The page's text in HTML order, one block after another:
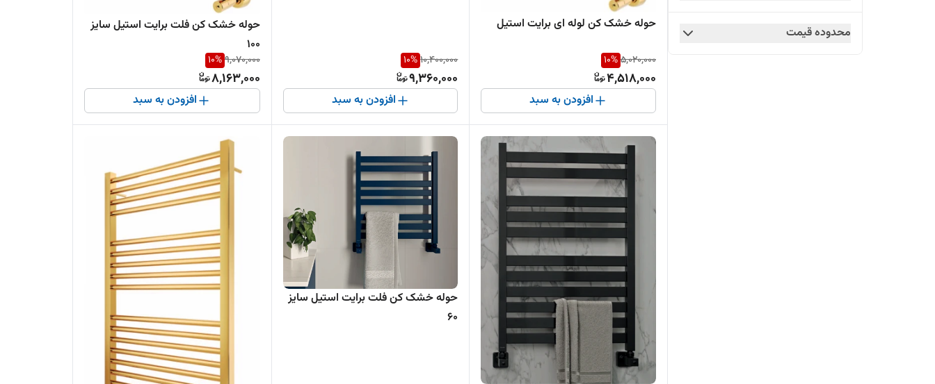
محدوده قیمت
حوله خشک کن لوله ای برایت استیل
5,020,000
10%
4,518,000
افزودن به سبد
10,400,000
10%
9,360,000
افزودن به سبد
حوله خشک کن فلت برایت استیل سایز
100
9,070,000
10%
8,163,000
افزودن به سبد
حوله خشک کن فلت برایت استیل سایز
۶۰